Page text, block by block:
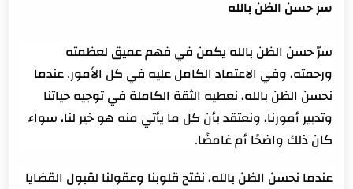
سر حسن الظن بالله
سرّ حسن الظن بالله يكمن في فهم عميق لعظمته
ورحمته، وفي الاعتماد الكامل عليه في كل الأمور. عندما
نحسن الظن بالله، نعطيه الثقة الكاملة في توجيه حياتنا
وتدبير أمورنا، ونعتقد بأن كل ما يأتي منه هو خير لنا، سواء
كان ذلك واضحًا أم غامضًا.
عندما نحسن الظن بالله، نفتح قلوبنا وعقولنا لقبول القضايا